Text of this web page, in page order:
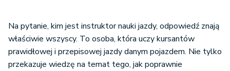
Na pytanie, kim jest instruktor nauki jazdy, odpowiedź znają
właściwie wszyscy. To osoba, która uczy kursantów
prawidłowej i przepisowej jazdy danym pojazdem. Nie tylko
przekazuje wiedzę na temat tego, jak poprawnie